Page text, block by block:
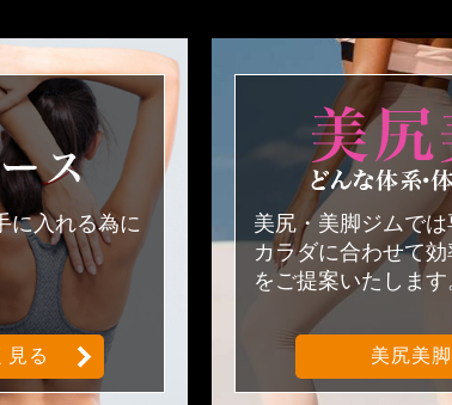
短期集中ダイエットコース
に入れる為に
見る
美尻・美脚ジムで
カラダに合わせて
をご提案いたします
美尻美